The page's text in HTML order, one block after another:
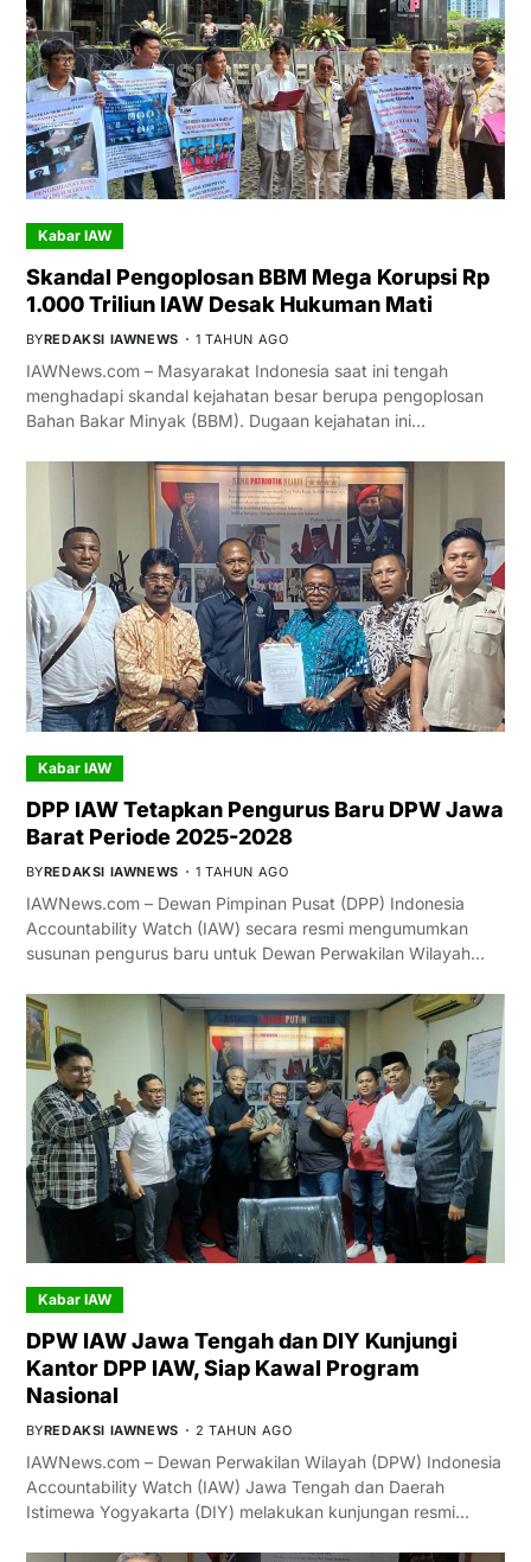
Kabar IAW
Skandal Pengoplosan BBM Mega Korupsi Rp
1.000 Triliun IAW Desak Hukuman Mati
BYREDAKSI IAWNEWS 1 TAHUN AGO
IAWNews.com – Masyarakat Indonesia saat ini tengah
menghadapi skandal kejahatan besar berupa pengoplosan
Bahan Bakar Minyak (BBM). Dugaan kejahatan ini…
Kabar IAW
DPP IAW Tetapkan Pengurus Baru DPW Jawa
Barat Periode 2025-2028
BYREDAKSI IAWNEWS 1 TAHUN AGO
IAWNews.com – Dewan Pimpinan Pusat (DPP) Indonesia
Accountability Watch (IAW) secara resmi mengumumkan
susunan pengurus baru untuk Dewan Perwakilan Wilayah…
Kabar IAW
DPW IAW Jawa Tengah dan DIY Kunjungi
Kantor DPP IAW, Siap Kawal Program
Nasional
BYREDAKSI IAWNEWS 2 TAHUN AGO
IAWNews.com – Dewan Perwakilan Wilayah (DPW) Indonesia
Accountability Watch (IAW) Jawa Tengah dan Daerah
Istimewa Yogyakarta (DIY) melakukan kunjungan resmi…